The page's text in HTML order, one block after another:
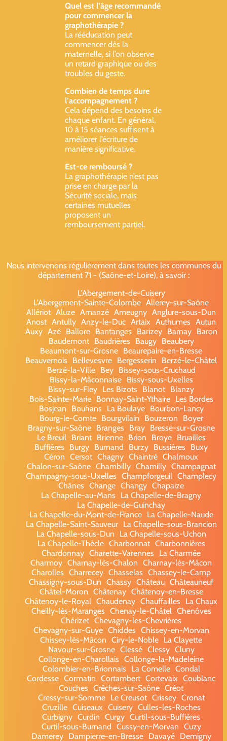
Quel est l’âge recommandé
pour commencer la
graphothérapie ?
La rééducation peut
commencer dès la
maternelle, si l’on observe
un retard graphique ou des
troubles du geste.
Combien de temps dure
l’accompagnement ?
Cela dépend des besoins de
chaque enfant. En général,
10 à 15 séances suffisent à
améliorer l’écriture de
manière significative.
Est-ce remboursé ?
La graphothérapie n’est pas
prise en charge par la
Sécurité sociale, mais
certaines mutuelles
proposent un
remboursement partiel.
Nous intervenons régulièrement dans toutes les communes du
département 71 - (Saône-et-Loire), à savoir :
L'Abergement-de-Cuisery
L'Abergement-Sainte-Colombe Allerey-sur-Saône
Allériot Aluze Amanzé Ameugny Anglure-sous-Dun
Anost Antully Anzy-le-Duc Artaix Authumes Autun
Auxy Azé Ballore Bantanges Barizey Barnay
Baron
Baudemont
Baudrières Baugy
Beaubery
Beaumont-sur-Grosne Beaurepaire-en-Bresse
Beauvernois
Bellevesvre Bergesserin
Berzé-le-Châtel
Berzé-la-Ville
Bey
Bissey-sous-Cruchaud
Bissy-la-Mâconnaise
Bissy-sous-Uxelles
Bissy-sur-Fley Les Bizots Blanot Blanzy
Bois-Sainte-Marie
Bonnay-Saint-Ythaire
Les Bordes
Bosjean
Bouhans La Boulaye
Bourbon-Lancy
Bourg-le-Comte
Bourgvilain Bouzeron
Boyer
Bragny-sur-Saône
Branges Bray
Bresse-sur-Grosne
Le Breuil
Briant Brienne Brion Broye
Bruailles
Buffières
Burgy Burnand Burzy Bussières
Buxy
Céron Cersot Chagny Chaintré Chalmoux
Chalon-sur-Saône Chambilly Chamilly Champagnat
Champagny-sous-Uxelles Champforgeuil Champlecy
Chânes Change Changy Chapaize
La Chapelle-au-Mans
La Chapelle-de-Bragny
La Chapelle-de-Guinchay
La Chapelle-du-Mont-de-France
La Chapelle-Naude
La Chapelle-Saint-Sauveur
La Chapelle-sous-Brancion
La Chapelle-sous-Dun
La Chapelle-sous-Uchon
La Chapelle-Thècle Charbonnat Charbonnières
Chardonnay Charette-Varennes
La Charmée
Charmoy Charnay-lès-Chalon Charnay-lès-Mâcon
Charolles Charrecey Chasselas Chassey-le-Camp
Chassigny-sous-Dun Chassy Château Châteauneuf
Châtel-Moron Châtenay Châtenoy-en-Bresse
Châtenoy-le-Royal Chaudenay Chauffailles
La Chaux
Cheilly-lès-Maranges Chenay-le-Châtel Chenôves
Chérizet Chevagny-les-Chevrières
Chevagny-sur-Guye Chiddes Chissey-en-Morvan
Chissey-lès-Mâcon Ciry-le-Noble La Clayette
Navour-sur-Grosne Clessé Clessy Cluny
Collonge-en-Charollais Collonge-la-Madeleine
Colombier-en-Brionnais
La Comelle Condal
Cordesse Cormatin Cortambert Cortevaix Coublanc
Couches Crêches-sur-Saône Créot
Cressy-sur-Somme
Le Creusot Crissey Cronat
Cruzille Cuiseaux Cuisery Culles-les-Roches
Curbigny Curdin Curgy Curtil-sous-Buffières
Curtil-sous-Burnand Cussy-en-Morvan Cuzy
Damerey
Dampierre-en-Bresse Davayé
Demigny